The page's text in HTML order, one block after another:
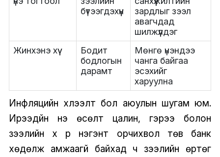
бүтээгдэхүүн
зардлыг зээл
авагчдад
шилжүүлдэг
Жинхэнэ хүү
Бодит
бодлогын
дарамт
Мөнгө үнэндээ
чанга байгаа
эсэхийг
харуулна
Инфляцийн хүлээлт бол аюулын шугам юм.
Ирээдүйн үнэ өсөлт цалин, гэрээ болон
зээлийн хүү рүү нэгэнт орчихвол төв банк
хөдөлж амжаагүй байхад ч зээлийн өртөг